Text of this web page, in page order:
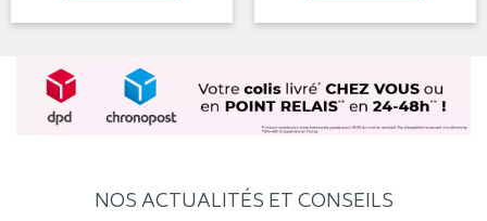
NOS ACTUALITÉS ET CONSEILS